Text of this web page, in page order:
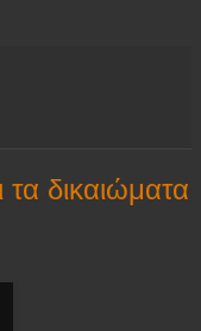
τα δικαιώματα